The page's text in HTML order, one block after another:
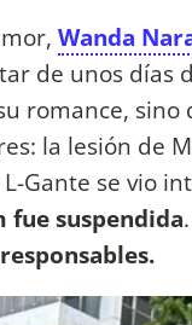
Wanda
de unos días
romance,
la lesión de
Gante se vio
fue suspendida